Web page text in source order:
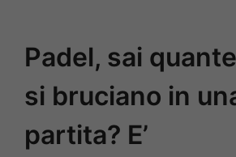
Padel, sai
si bruciano in
partita? E’